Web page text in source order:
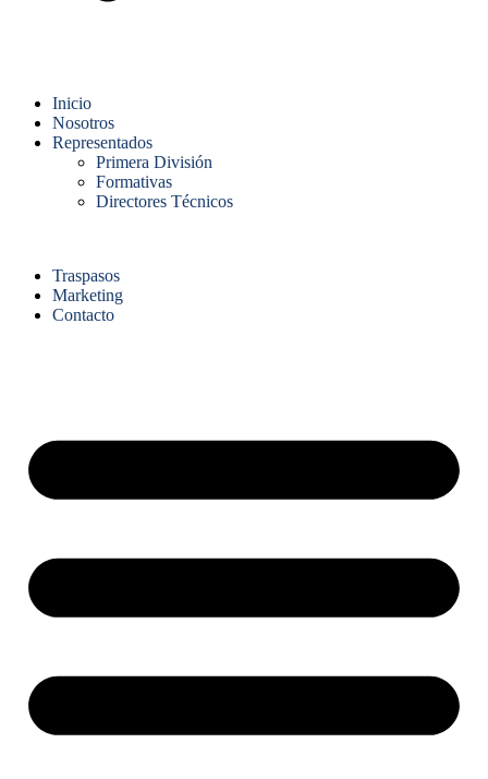
Inicio
Nosotros
Representados
Primera División
Formativas
Directores Técnicos
Traspasos
Marketing
Contacto